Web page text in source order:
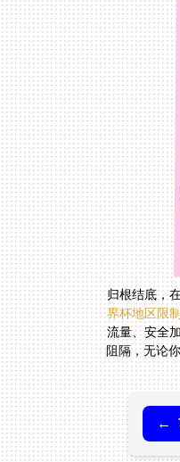
归根结底，
界杯地区限
阻隔，无论
←